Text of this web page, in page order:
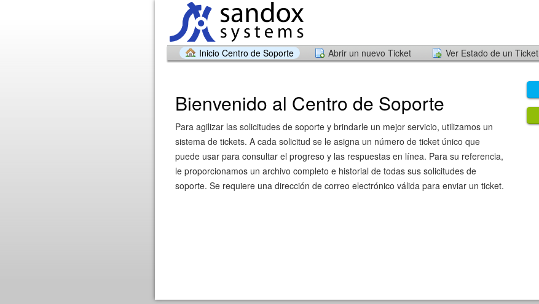
Inicio Centro de Soporte Abrir un nuevo Ticket Ver Estado de un Ticket
Bienvenido al Centro de Soporte
Para agilizar las solicitudes de soporte y brindarle un mejor servicio, utilizamos un
sistema de tickets. A cada solicitud se le asigna un número de ticket único que
puede usar para consultar el progreso y las respuestas en línea. Para su referencia,
le proporcionamos un archivo completo e historial de todas sus solicitudes de
soporte. Se requiere una dirección de correo electrónico válida para enviar un ticket.